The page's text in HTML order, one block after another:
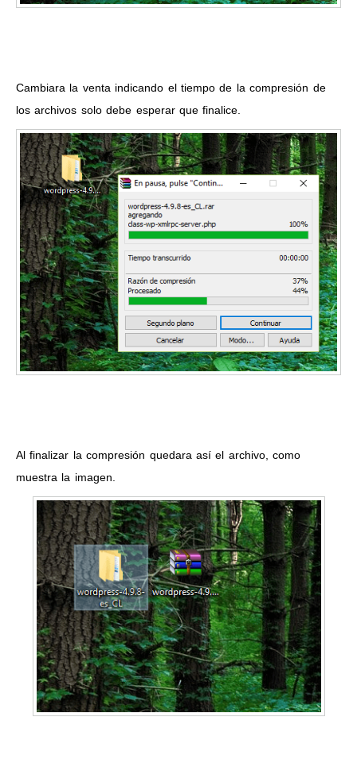
Cambiara la venta indicando el tiempo de la compresión de
los archivos solo debe esperar que finalice.
Al finalizar la compresión quedara así el archivo, como
muestra la imagen.